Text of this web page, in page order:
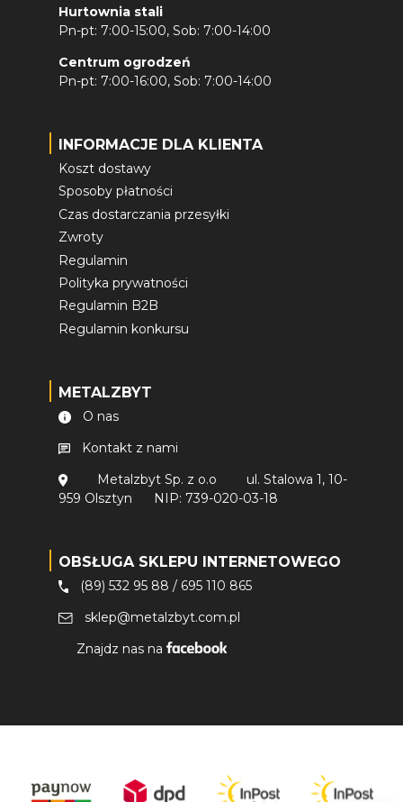
Hurtownia stali
Pn-pt: 7:00-15:00, Sob: 7:00-14:00
Centrum ogrodzeń
Pn-pt: 7:00-16:00, Sob: 7:00-14:00
INFORMACJE DLA KLIENTA
Koszt dostawy
Sposoby płatności
Czas dostarczania przesyłki
Zwroty
Regulamin
Polityka prywatności
Regulamin B2B
Regulamin konkursu
METALZBYT
O nas
Kontakt z nami
Metalzbyt Sp. z o.o
ul. Stalowa 1, 10-
959 Olsztyn
NIP: 739-020-03-18
OBSŁUGA SKLEPU INTERNETOWEGO
(89) 532 95 88 / 695 110 865
sklep@metalzbyt.com.pl
Znajdz nas na